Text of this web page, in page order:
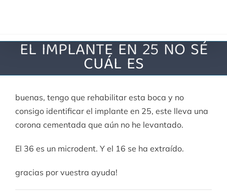
EL IMPLANTE EN 25 NO SÉ
CUÁL ES
buenas, tengo que rehabilitar esta boca y no
consigo identificar el implante en 25, este lleva una
corona cementada que aún no he levantado.
El 36 es un microdent. Y el 16 se ha extraído.
gracias por vuestra ayuda!